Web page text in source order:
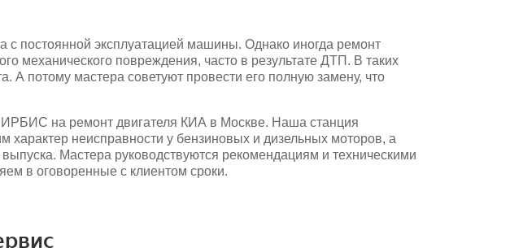
с постоянной эксплуатацией машины. Однако иногда ремонт
механического повреждения, часто в результате ДТП. В таких
А потому мастера советуют провести его полную замену, что
ИРБИС на ремонт двигателя КИА в Москве. Наша станция
неисправности у бензиновых и дизельных моторов, а
Мастера руководствуются рекомендациям и техническими
в оговоренные с клиентом сроки.